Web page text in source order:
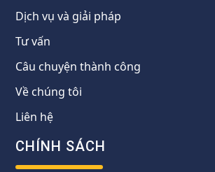
Dịch vụ và giải pháp
Tư vấn
Câu chuyện thành công
Về chúng tôi
Liên hệ
CHÍNH SÁCH